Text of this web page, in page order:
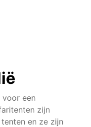
een
zijn
en ze zijn